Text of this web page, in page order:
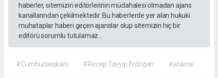
haberler, sitemizin editörlerinin müdahalesi olmadan ajans
kanallarından çekilmektedir. Bu haberlerde yer alan hukuki
muhataplar haberi geçen ajanslar olup sitemizin hiç bir
editörü sorumlu tutulamaz...
#Cumhurbaşkanı #Recep Tayyip Erdoğan #atama